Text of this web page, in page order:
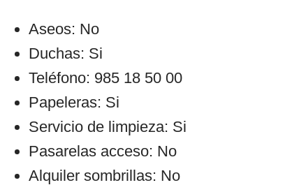
Aseos: No
Duchas: Si
Teléfono: 985 18 50 00
Papeleras: Si
Servicio de limpieza: Si
Pasarelas acceso: No
Alquiler sombrillas: No